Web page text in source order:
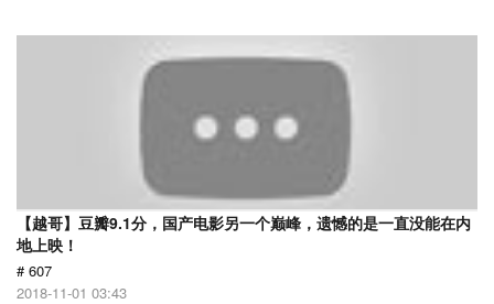
【越哥】豆瓣9.1分，国产电影另一个巅峰，遗憾的是一直没能在内
地上映！
# 607
2018-11-01 03:43